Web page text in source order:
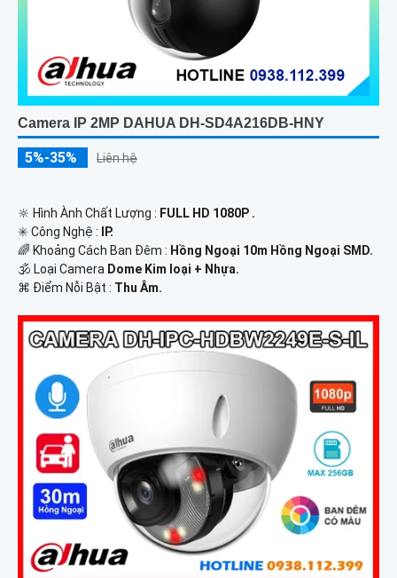
Camera IP 2MP DAHUA DH-SD4A216DB-HNY
5%-35% Liên hệ
🔆 Hình Ành Chất Lượng : FULL HD 1080P .
✳️ Công Nghệ :
IP.
🌈 Khoảng Cách Ban Đêm : Hồng Ngoại 10m Hồng Ngoại SMD.
🕉️ Loại Camera Dome Kim loại + Nhựa.
️⌘ Điểm Nỗi Bật : Thu Âm.